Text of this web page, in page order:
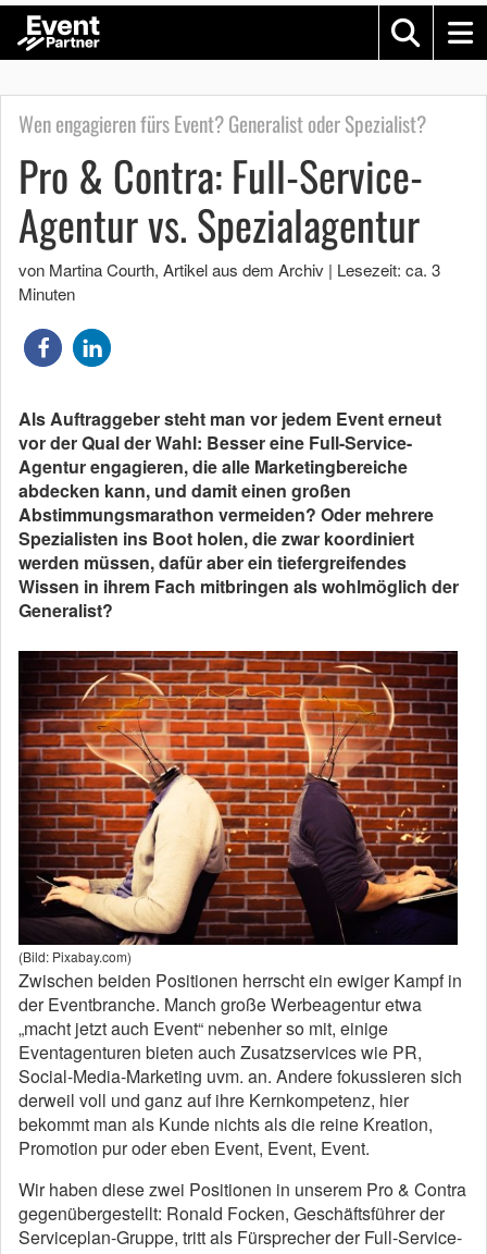
Wen engagieren fürs Event? Generalist oder Spezialist?
Pro & Contra: Full-Service-
Agentur vs. Spezialagentur
von Martina Courth, Artikel aus dem Archiv | Lesezeit: ca. 3
Minuten
Als Auftraggeber steht man vor jedem Event erneut
vor der Qual der Wahl: Besser eine Full-Service-
Agentur engagieren, die alle Marketingbereiche
abdecken kann, und damit einen großen
Abstimmungsmarathon vermeiden? Oder mehrere
Spezialisten ins Boot holen, die zwar koordiniert
werden müssen, dafür aber ein tiefergreifendes
Wissen in ihrem Fach mitbringen als wohlmöglich der
Generalist?
(Bild: Pixabay.com)
Zwischen beiden Positionen herrscht ein ewiger Kampf in
der Eventbranche. Manch große Werbeagentur etwa
„macht jetzt auch Event“ nebenher so mit, einige
Eventagenturen bieten auch Zusatzservices wie PR,
Social-Media-Marketing uvm. an. Andere fokussieren sich
derweil voll und ganz auf ihre Kernkompetenz, hier
bekommt man als Kunde nichts als die reine Kreation,
Promotion pur oder eben Event, Event, Event.
Wir haben diese zwei Positionen in unserem Pro & Contra
gegenübergestellt: Ronald Focken, Geschäftsführer der
Serviceplan-Gruppe, tritt als Fürsprecher der Full-Service-